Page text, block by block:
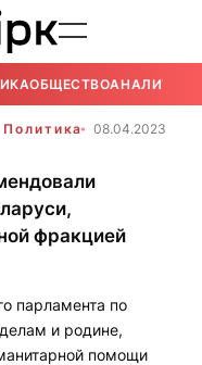
ОБЩЕСТВОАНАЛИТИКА
Политика
08.04.2023
фракцией
парламента по
и родине,
помощи